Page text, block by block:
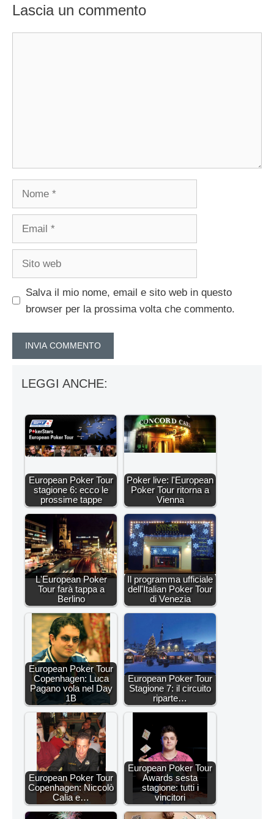
Lascia un commento
Nome
Email
Sito
Salva il mio nome, email e sito web in questo
browser per la prossima volta che commento.
LEGGI ANCHE:
European Poker Tour
stagione 6: ecco le
prossime tappe
Poker live: l'European
Poker Tour ritorna a
Vienna
L'European Poker
Tour farà tappa a
Berlino
Il programma ufficiale
dell'Italian Poker Tour
di Venezia
European Poker Tour
Copenhagen: Luca
Pagano vola nel Day
1B
European Poker Tour
Stagione 7: il circuito
riparte…
European Poker Tour
Copenhagen: Niccolò
Calia e…
European Poker Tour
Awards sesta
stagione: tutti i
vincitori